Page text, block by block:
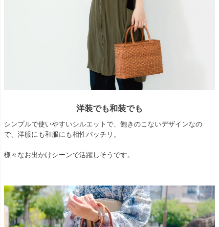
洋装でも和装でも
シンプルで使いやすいシルエットで、飽きのこないデザインなの
で、洋服にも和服にも相性バッチリ。
様々なお出かけシーンで活躍しそうです。